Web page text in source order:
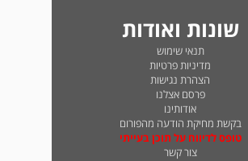
שונות ואודות
תנאי שימוש
מדיניות פרטיות
הצהרת נגישות
פרסם אצלנו
אודותינו
בקשת מחיקת הודעה מהפורום
טופס לדיווח על תוכן בעייתי
צור קשר